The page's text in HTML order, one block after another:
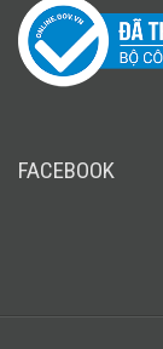
FACEBOOK